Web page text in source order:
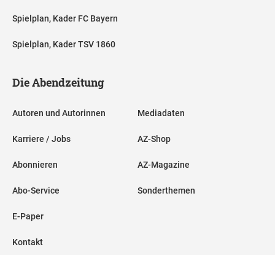
Spielplan, Kader FC Bayern
Spielplan, Kader TSV 1860
Die Abendzeitung
Autoren und Autorinnen
Karriere / Jobs
Abonnieren
Abo-Service
E-Paper
Kontakt
Mediadaten
AZ-Shop
AZ-Magazine
Sonderthemen